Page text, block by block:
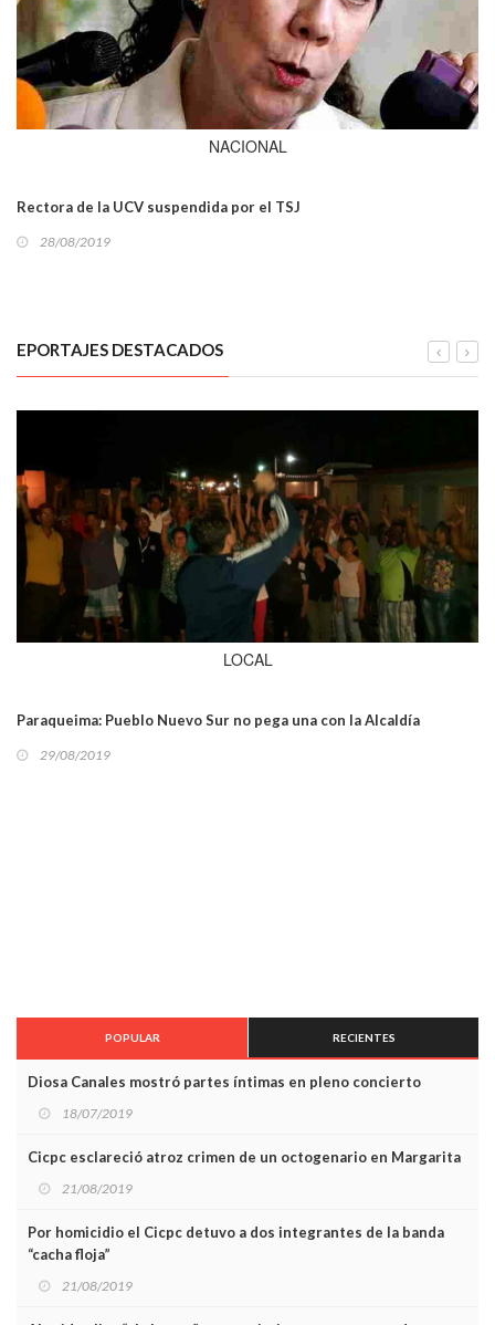
NACIONAL
Rectora de la UCV suspendida por el TSJ
28/08/2019
EPORTAJES DESTACADOS
LOCAL
Paraqueima: Pueblo Nuevo Sur no pega una con la Alcaldía
29/08/2019
POPULAR RECIENTES
Diosa Canales mostró partes íntimas en pleno concierto
18/07/2019
Cicpc esclareció atroz crimen de un octogenario en Margarita
21/08/2019
Por homicidio el Cicpc detuvo a dos integrantes de la banda
“cacha floja”
21/08/2019